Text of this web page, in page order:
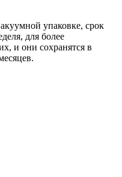
упаковке, срок
для более
и они сохранятся в